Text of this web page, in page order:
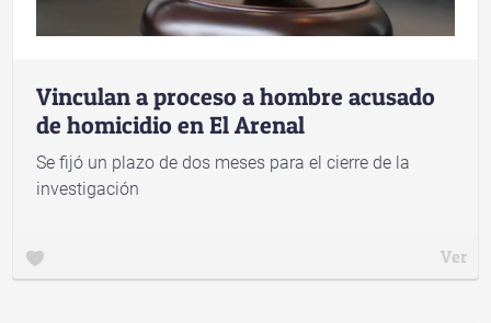
Vinculan a proceso a hombre acusado
de homicidio en El Arenal
Se fijó un plazo de dos meses para el cierre de la
investigación
Ver